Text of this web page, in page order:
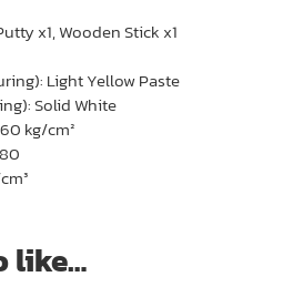
x1, Wooden Stick x1
Light Yellow Paste
Solid White
kg/cm²
like…